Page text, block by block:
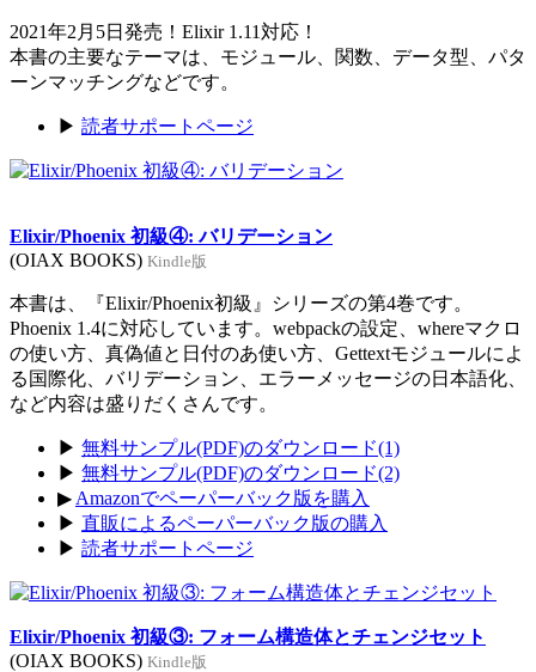
2021年2月5日発売！Elixir 1.11対応！
本書の主要なテーマは、モジュール、関数、データ型、パタ
ーンマッチングなどです。
▶ 読者サポートページ
Elixir/Phoenix 初級④: バリデーション
(OIAX BOOKS) Kindle版
本書は、『Elixir/Phoenix初級』シリーズの第4巻です。
Phoenix 1.4に対応しています。webpackの設定、whereマクロ
の使い方、真偽値と日付のあ使い方、Gettextモジュールによ
る国際化、バリデーション、エラーメッセージの日本語化、
など内容は盛りだくさんです。
▶ 無料サンプル(PDF)のダウンロード(1)
▶ 無料サンプル(PDF)のダウンロード(2)
▶ Amazonでペーパーバック版を購入
▶ 直販によるペーパーバック版の購入
▶ 読者サポートページ
Elixir/Phoenix 初級③: フォーム構造体とチェンジセット
(OIAX BOOKS) Kindle版